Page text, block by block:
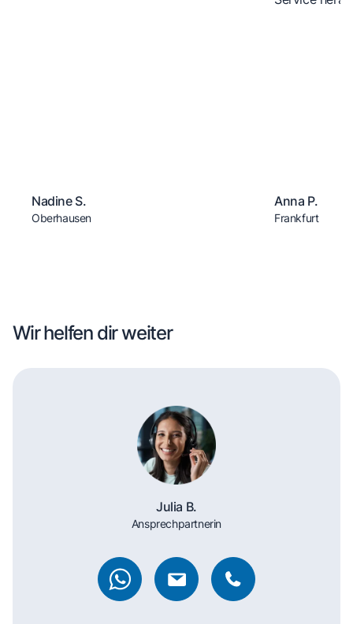
Nadine S.
Oberhausen
Anna P.
Frankfurt
Wir helfen dir weiter
Julia B.
Ansprechpartnerin